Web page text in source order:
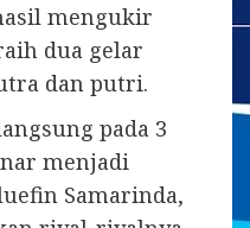
mengukir
dua gelar
dan putri.
pada 3
menjadi
Samarinda,